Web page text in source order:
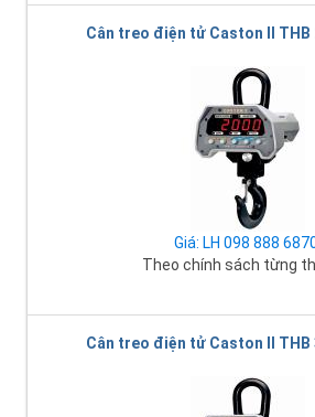
Cân treo điện tử Caston II THB
Giá: LH 098 888
Theo chính sách từng
Cân treo điện tử Caston II THB